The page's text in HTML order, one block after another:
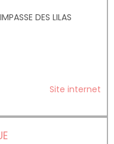
DES LILAS
Site internet